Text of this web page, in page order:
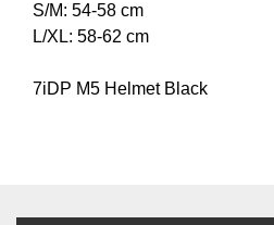
S/M: 54-58 cm
L/XL: 58-62 cm
7iDP M5 Helmet Black